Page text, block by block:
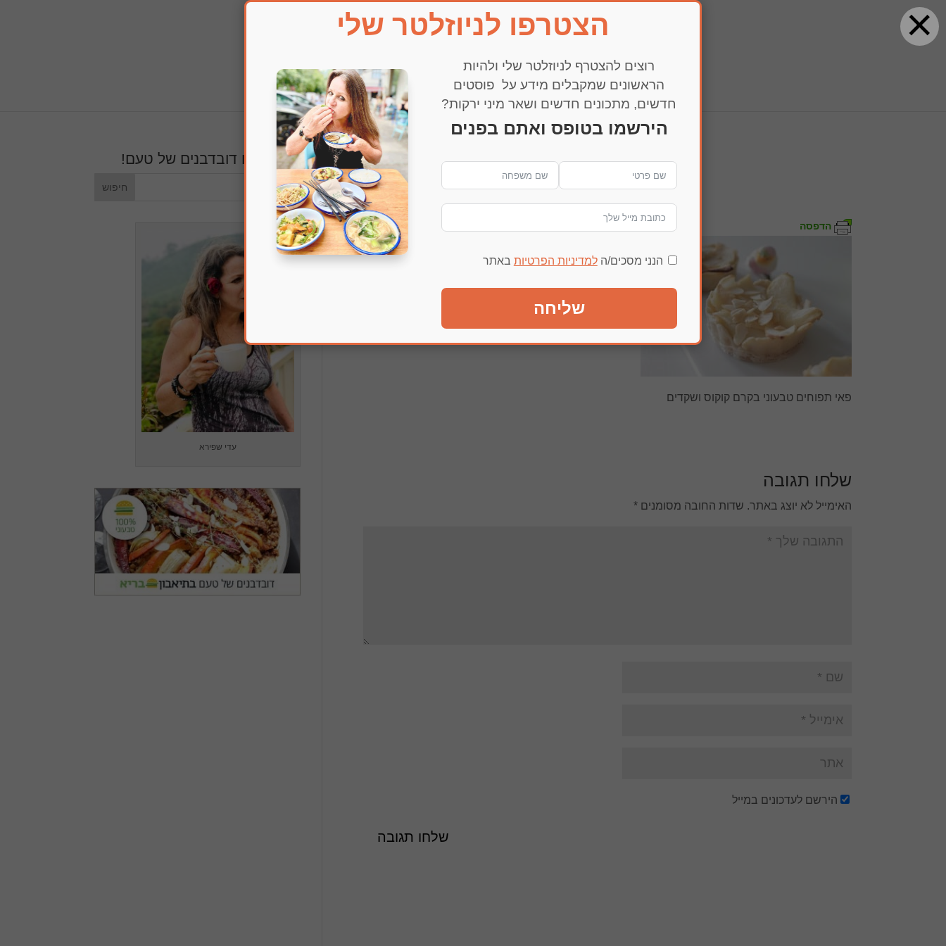
× הצטרפו לניוזלטר שלי
רוצים להצטרף לניוזלטר שלי ולהיות
הראשונים שמקבלים מידע על פוסטים
חדשים, מתכונים חדשים ושאר מיני ירקות?
הירשמו בטופס ואתם בפנים
הנני מסכים/הלמדיניות הפרטיות באתר
שליחה
דף הבית עדי שפירא דובדבנים צור קשר
img_0407
הדפסה
פאי תפוחים טבעוני בקרם קוקוס ושקדים
שלחו תגובה
האימייל לא יוצג באתר. שדות החובה מסומנים*
הירשם לעדכונים במייל
חפשו דובדבנים של טעם!
עדי שפירא